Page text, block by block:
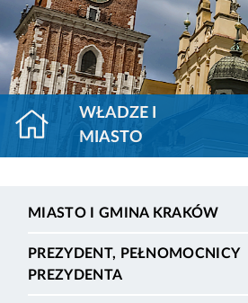
WŁADZE I
MIASTO
MIASTO I GMINA KRAKÓW
PREZYDENT, PEŁNOMOCNICY
PREZYDENTA